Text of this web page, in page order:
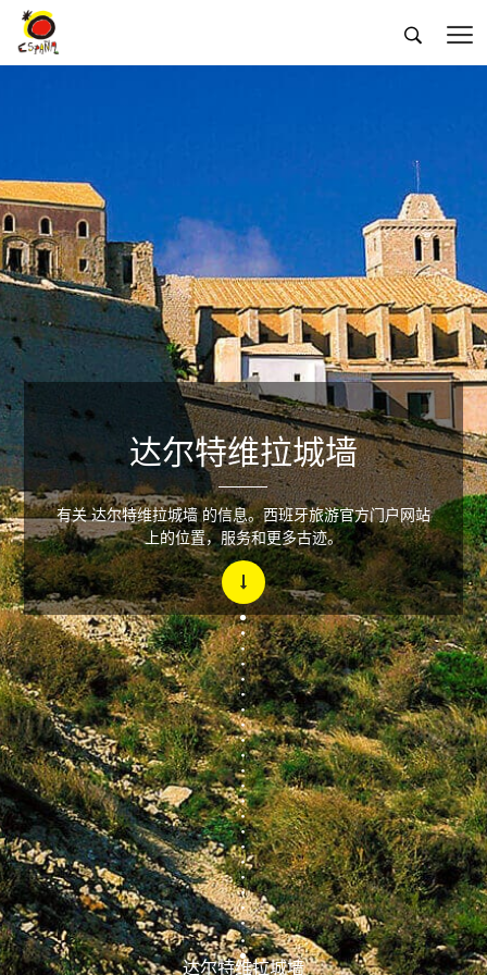
 
达尔特维拉城墙
达尔特维拉城墙
有关 达尔特维拉城墙 的信息。西班牙旅游官方门户网站
上的位置，服务和更多古迹。